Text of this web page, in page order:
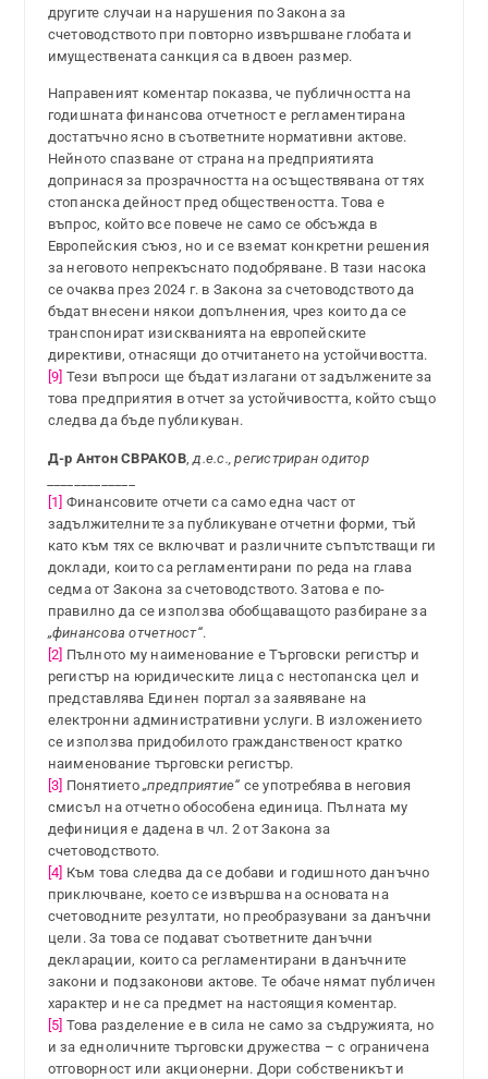
другите случаи на нарушения по Закона за
счетоводството при повторно извършване глобата и
имуществената санкция са в двоен размер.
Направеният коментар показва, че публичността на
годишната финансова отчетност е регламентирана
достатъчно ясно в съответните нормативни актове.
Нейното спазване от страна на предприятията
допринася за прозрачността на осъществявана от тях
стопанска дейност пред обществеността. Това е
въпрос, който все повече не само се обсъжда в
Европейския съюз, но и се вземат конкретни решения
за неговото непрекъснато подобряване. В тази насока
се очаква през 2024 г. в Закона за счетоводството да
бъдат внесени някои допълнения, чрез които да се
транспонират изискванията на европейските
директиви, отнасящи до отчитането на устойчивостта.
[9] Тези въпроси ще бъдат излагани от задължените за
това предприятия в отчет за устойчивостта, който също
следва да бъде публикуван.
Д-р Антон СВРАКОВ,д.е.с., регистриран одитор
[1] Финансовите отчети са само една част от
задължителните за публикуване отчетни форми, тъй
като към тях се включват и различните съпътстващи ги
доклади, които са регламентирани по реда на глава
седма от Закона за счетоводството. Затова е по-
правилно да се използва обобщаващото разбиране за
„финансова отчетност“.
[2] Пълното му наименование е Търговски регистър и
регистър на юридическите лица с нестопанска цел и
представлява Единен портал за заявяване на
електронни административни услуги. В изложението
се използва придобилото гражданственост кратко
наименование търговски регистър.
[3] Понятието„предприятие“ се употребява в неговия
смисъл на отчетно обособена единица. Пълната му
дефиниция е дадена в чл. 2 от Закона за
счетоводството.
[4] Към това следва да се добави и годишното данъчно
приключване, което се извършва на основата на
счетоводните резултати, но преобразувани за данъчни
цели. За това се подават съответните данъчни
декларации, които са регламентирани в данъчните
закони и подзаконови актове. Те обаче нямат публичен
характер и не са предмет на настоящия коментар.
[5] Това разделение е в сила не само за съдружията, но
и за едноличните търговски дружества – с ограничена
отговорност или акционерни. Дори собственикът и